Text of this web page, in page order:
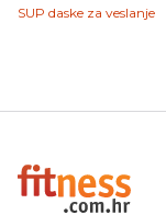
SUP daske za veslanje